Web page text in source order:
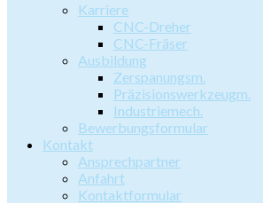
Karriere
CNC-Dreher
CNC-Fräser
Ausbildung
Zerspanungsm.
Präzisionswerkzeugm.
Industriemech.
Bewerbungsformular
Kontakt
Ansprechpartner
Anfahrt
Kontaktformular